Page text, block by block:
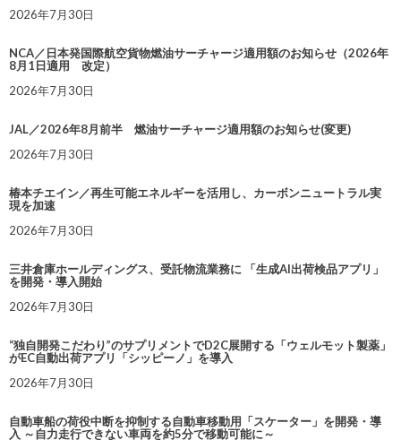
2026年7月30日
NCA／日本発国際航空貨物燃油サーチャージ適用額のお知らせ（2026年
8月1日適用 改定）
2026年7月30日
JAL／2026年8月前半 燃油サーチャージ適用額のお知らせ(変更)
2026年7月30日
椿本チエイン／再生可能エネルギーを活用し、カーボンニュートラル実
現を加速
2026年7月30日
三井倉庫ホールディングス、受託物流業務に 「生成AI出荷検品アプリ」
を開発・導入開始
2026年7月30日
“独自開発こだわり”のサプリメントでD2C展開する「ウェルモット製薬」
がEC自動出荷アプリ「シッピーノ」を導入
2026年7月30日
自動車船の荷役中断を抑制する自動車移動用「スケーター」を開発・導
入 ～自力走行できない車両を約5分で移動可能に～